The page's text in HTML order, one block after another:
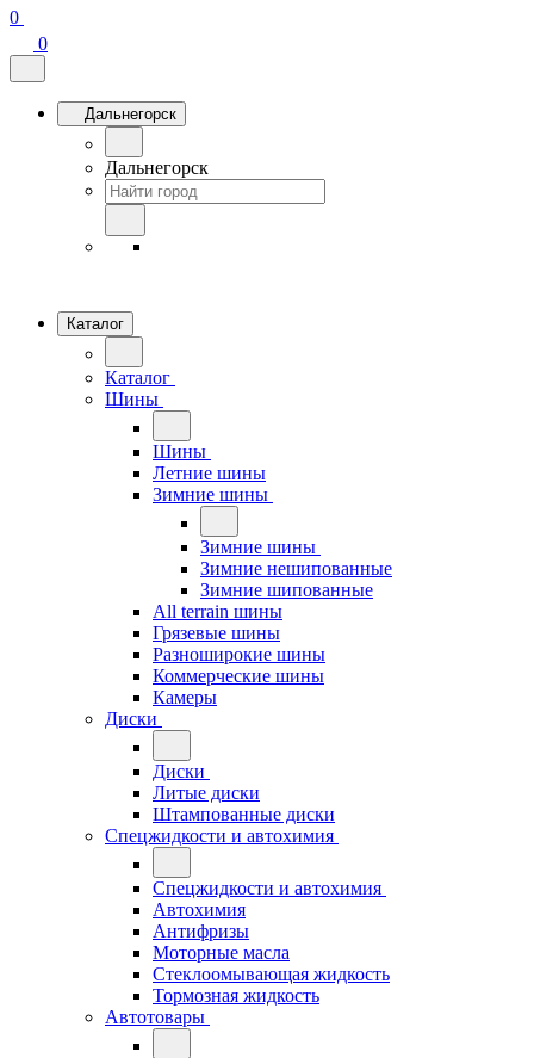
0
0
Дальнегорск
Дальнегорск
Каталог
Каталог
Шины
Шины
Летние шины
Зимние шины
Зимние шины
Зимние нешипованные
Зимние шипованные
All terrain шины
Грязевые шины
Разноширокие шины
Коммерческие шины
Камеры
Диски
Диски
Литые диски
Штампованные диски
Спецжидкости и автохимия
Спецжидкости и автохимия
Автохимия
Антифризы
Моторные масла
Стеклоомывающая жидкость
Тормозная жидкость
Автотовары